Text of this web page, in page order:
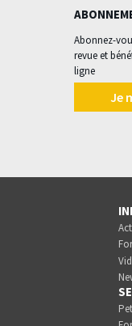
Abonnez-
revue et
ligne
Je